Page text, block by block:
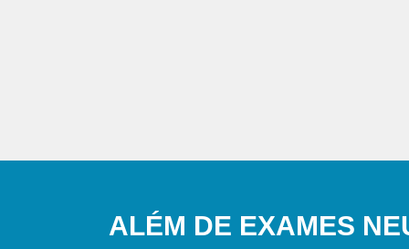
ALÉM DE EXAMES